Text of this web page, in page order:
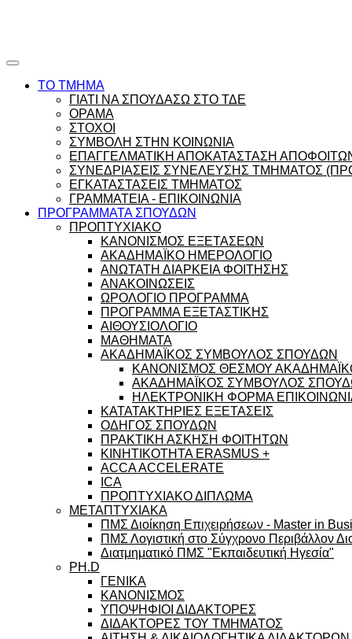
ΤΟ ΤΜΗΜΑ
ΓΙΑΤΙ ΝΑ ΣΠΟΥΔΑΣΩ ΣΤΟ ΤΔΕ
ΟΡΑΜΑ
ΣΤΟΧΟΙ
ΣΥΜΒΟΛΗ ΣΤΗΝ ΚΟΙΝΩΝΙΑ
ΕΠΑΓΓΕΛΜΑΤΙΚΗ ΑΠΟΚΑΤΑΣΤΑΣΗ
ΣΥΝΕΔΡΙΑΣΕΙΣ ΣΥΝΕΛΕΥΣΗΣ ΤΜΗΜΑΤΟΣ
ΕΓΚΑΤΑΣΤΑΣΕΙΣ ΤΜΗΜΑΤΟΣ
ΓΡΑΜΜΑΤΕΙΑ - ΕΠΙΚΟΙΝΩΝΙΑ
ΠΡΟΓΡΑΜΜΑΤΑ ΣΠΟΥΔΩΝ
ΠΡΟΠΤΥΧΙΑΚΟ
ΚΑΝΟΝΙΣΜΟΣ ΕΞΕΤΑΣΕΩΝ
ΑΚΑΔΗΜΑΪΚΟ ΗΜΕΡΟΛΟΓΙΟ
ΑΝΩΤΑΤΗ ΔΙΑΡΚΕΙΑ ΦΟΙΤΗΣΗΣ
ΑΝΑΚΟΙΝΩΣΕΙΣ
ΩΡΟΛΟΓΙΟ ΠΡΟΓΡΑΜΜΑ
ΠΡΟΓΡΑΜΜΑ ΕΞΕΤΑΣΤΙΚΗΣ
ΑΙΘΟΥΣΙΟΛΟΓΙΟ
ΜΑΘΗΜΑΤΑ
ΑΚΑΔΗΜΑΪΚΟΣ ΣΥΜΒΟΥΛΟΣ ΣΠΟΥΔΩΝ
ΚΑΝΟΝΙΣΜΟΣ ΘΕΣΜΟΥ
ΑΚΑΔΗΜΑΪΚΟΣ ΣΥΜΒΟΥΛΟΣ
ΗΛΕΚΤΡΟΝΙΚΗ ΦΟΡΜΑ
ΚΑΤΑΤΑΚΤΗΡΙΕΣ ΕΞΕΤΑΣΕΙΣ
ΟΔΗΓΟΣ ΣΠΟΥΔΩΝ
ΠΡΑΚΤΙΚΗ ΑΣΚΗΣΗ ΦΟΙΤΗΤΩΝ
ΚΙΝΗΤΙΚΟΤΗΤΑ ERASMUS +
ACCA ACCELERATE
ICA
ΠΡΟΠΤΥΧΙΑΚΟ ΔΙΠΛΩΜΑ
ΜΕΤΑΠΤΥΧΙΑΚΑ
ΠΜΣ Διοίκηση Επιχειρήσεων - Master in
ΠΜΣ Λογιστική στο Σύγχρονο Περιβάλλον
Διατμηματικό ΠΜΣ "Εκπαιδευτική Ηγεσία"
PH.D
ΓΕΝΙΚΑ
ΚΑΝΟΝΙΣΜΟΣ
ΥΠΟΨΗΦΙΟΙ ΔΙΔΑΚΤΟΡΕΣ
ΔΙΔΑΚΤΟΡΕΣ ΤΟΥ ΤΜΗΜΑΤΟΣ